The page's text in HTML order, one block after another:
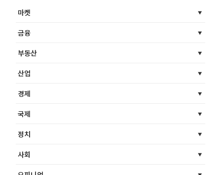
마켓
금융
부동산
산업
경제
국제
정치
사회